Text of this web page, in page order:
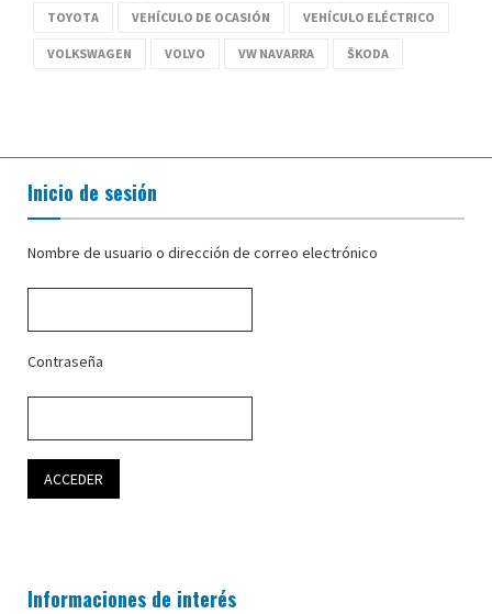
TOYOTA VEHÍCULO DE OCASIÓN VEHÍCULO ELÉCTRICO
VOLKSWAGEN VOLVO VW NAVARRA ŠKODA
Inicio de sesión
Nombre de usuario o dirección de correo electrónico
Contraseña
Informaciones de interés